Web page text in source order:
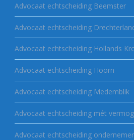
Advocaat echtscheiding Beemster
Advocaat echtscheiding
Advocaat echtscheiding Hollands
Advocaat echtscheiding Hoorn
Advocaat echtscheiding Medemblik
Advocaat echtscheiding mét
Advocaat echtscheiding ondernemer